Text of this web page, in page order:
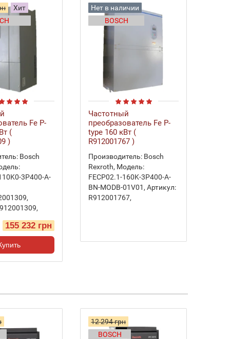
Хит
Fe P-
(
)
Bosch
3P400-A-
,
,
155 232 грн
Нет в наличии
BOSCH
Частотный
преобразователь Fe P-
type 160 кВт (
R912001767 )
Производитель: Bosch
Rexroth, Модель:
FECP02.1-160K-3P400-A-
BN-MODB-01V01 ,Артикул:
R912001767,
12 294 грн
BOSCH